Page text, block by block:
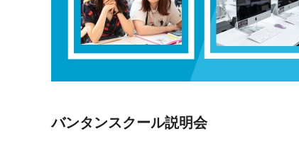
バンタンスクール説明会